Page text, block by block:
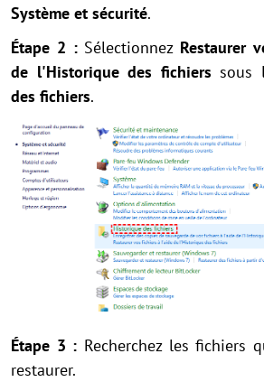
Système et sécurité.
Étape 2 :Sélectionnez Restaurer
de l'Historique des fichiers sous
des fichiers.
Étape 3 : Recherchez les fichiers
restaurer.